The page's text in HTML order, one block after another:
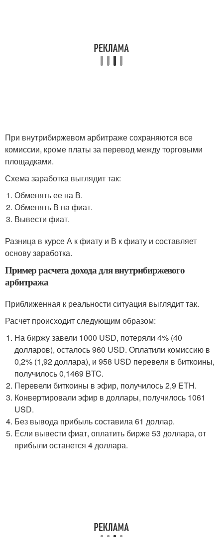
При внутрибиржевом арбитраже сохраняются все
комиссии, кроме платы за перевод между торговыми
площадками.
Схема заработка выглядит так:
Обменять ее на В.
Обменять В на фиат.
Вывести фиат.
Разница в курсе А к фиату и В к фиату и составляет
основу заработка.
Пример расчета дохода для внутрибиржевого
арбитража
Приближенная к реальности ситуация выглядит так.
Расчет происходит следующим образом:
На биржу завели 1000 USD, потеряли 4% (40
долларов), осталось 960 USD. Оплатили комиссию в
0,2% (1,92 доллара), и 958 USD перевели в биткоины,
получилось 0,1469 BTC.
Перевели биткоины в эфир, получилось 2,9 ETH.
Конвертировали эфир в доллары, получилось 1061
USD.
Без вывода прибыль составила 61 доллар.
Если вывести фиат, оплатить бирже 53 доллара, от
прибыли останется 4 доллара.